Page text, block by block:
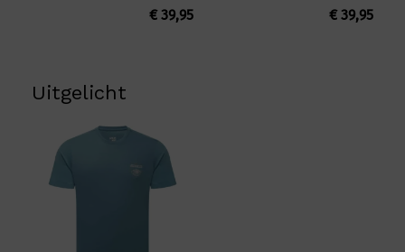
€39,95
€39,95
Uitgelicht